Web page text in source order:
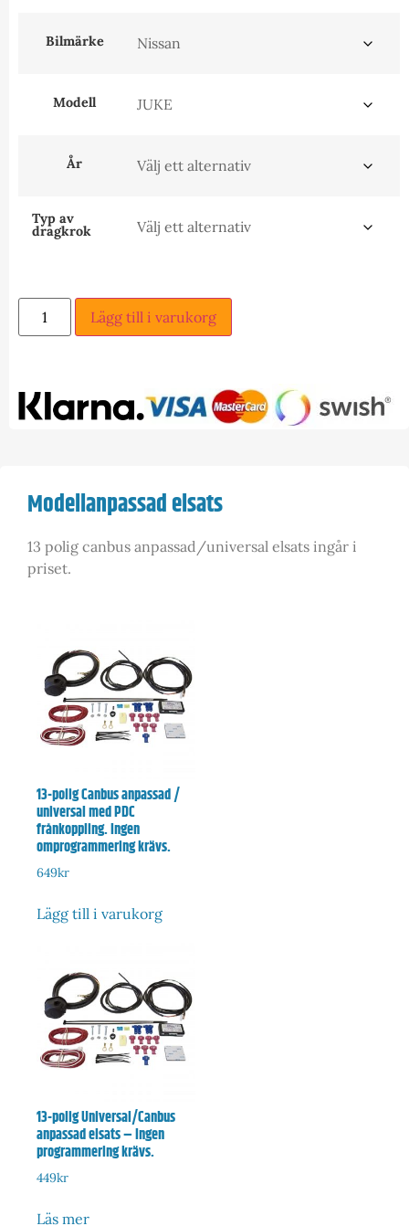
Bilmärke
Modell
År
Typ av
dragkrok
Lägg till i varukorg
Modellanpassad elsats
13 polig canbus anpassad/universal elsats ingår i
priset.
13-polig Canbus anpassad /
universal med PDC
frånkoppling. Ingen
omprogrammering krävs.
649kr
Lägg till i varukorg
13-polig Universal/Canbus
anpassad elsats – Ingen
programmering krävs.
449kr
Läs mer